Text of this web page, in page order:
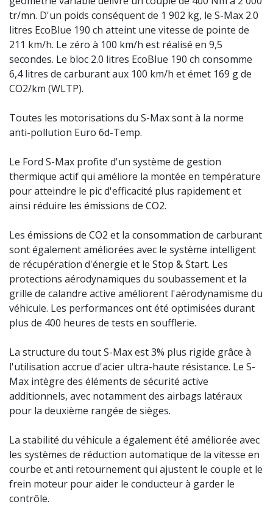
tr/mn. D'un poids conséquent de 1 902 kg, le S-Max 2.0
litres EcoBlue 190 ch atteint une vitesse de pointe de
211 km/h. Le zéro à 100 km/h est réalisé en 9,5
secondes. Le bloc 2.0 litres EcoBlue 190 ch consomme
6,4 litres de carburant aux 100 km/h et émet 169 g de
CO2/km (WLTP).
Toutes les motorisations du S-Max sont à la norme
anti-pollution Euro 6d-Temp.
Le Ford S-Max profite d'un système de gestion
thermique actif qui améliore la montée en température
pour atteindre le pic d'efficacité plus rapidement et
ainsi réduire les émissions de CO2.
Les émissions de CO2 et la consommation de carburant
sont également améliorées avec le système intelligent
de récupération d'énergie et le Stop & Start. Les
protections aérodynamiques du soubassement et la
grille de calandre active améliorent l'aérodynamisme du
véhicule. Les performances ont été optimisées durant
plus de 400 heures de tests en soufflerie.
La structure du tout S-Max est 3% plus rigide grâce à
l'utilisation accrue d'acier ultra-haute résistance. Le S-
Max intègre des éléments de sécurité active
additionnels, avec notamment des airbags latéraux
pour la deuxième rangée de sièges.
La stabilité du véhicule a également été améliorée avec
les systèmes de réduction automatique de la vitesse en
courbe et anti retournement qui ajustent le couple et le
frein moteur pour aider le conducteur à garder le
contrôle.